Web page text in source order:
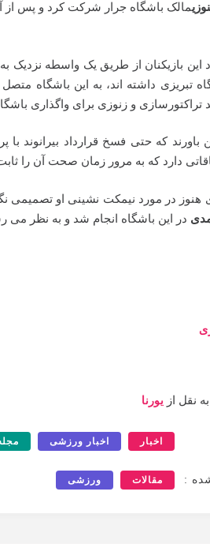
مالک باشگاه جرار شرکت کرد و پس از
بازیکنان از طریق یک واسطه نزدیک
تبریزی داشته اند، به این
تراکتورسازی و زنوزی برای واگذاری
باورند که حتی فسخ قرارداد بیرانوند
دارد که به مرور زمان صحت آن را
هنوز در مورد نیمکت نشینی او
در این باشگاه انجام شد و به نظر می
یورنا
اخبار اخبار ورزشی
: مقالات ورزشی